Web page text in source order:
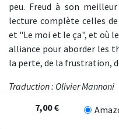
peu. Freud à son
lecture complète celles
et "Le moi et le ça", et où
alliance pour aborder les
la perte, de la frustration,
Traduction : Olivier Mannoni
7,00 €